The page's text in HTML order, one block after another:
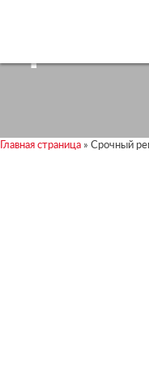
Главная страница » Срочный